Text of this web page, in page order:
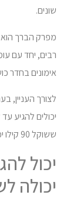
שונים.
מפרק הברך
רבים, יחד עם
אימונים בחדר
לצורך העניין,
יכולים להגיע
ששוקל 90 קילו יכול להגיע עד לכדי עומס של חצי טון על המרפק.
יכול
יכולה